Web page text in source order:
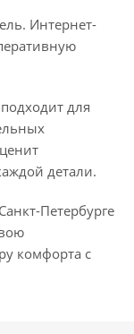
Интернет-
для
детали.
Петербурге
комфорта с